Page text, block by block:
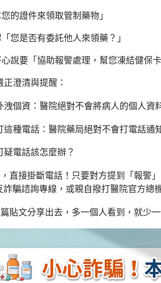
的證件來領取管制藥物」
您是否有委託他人來領藥？」
說要「協助報警處理，幫您凍結健保卡
正澄清與提醒：
洩個資：醫院絕對不會將病人的個人資
這種電話：醫院藥局絕對不會打電話通
疑電話該怎麼辦？
直接掛斷電話！只要對方提到「報警
詐騙諮詢專線，或親自撥打醫院官方總
貼文分享出去，多一個人看到，就少一